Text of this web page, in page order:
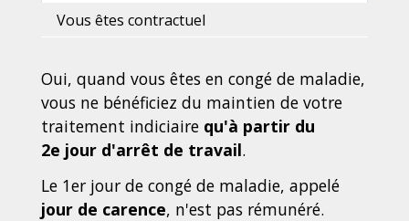
Vous êtes contractuel
Oui, quand vous êtes en congé de maladie,
vous ne bénéficiez du maintien de votre
traitement indiciaire qu'à partir du
2e jour d'arrêt de travail.
Le 1er jour de congé de maladie, appelé
jour de carence, n'est pas rémunéré.